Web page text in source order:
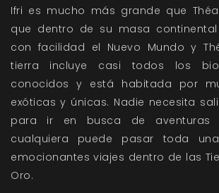
Ifri es mucho más grande que
que dentro de su masa
con facilidad el Nuevo Mundo y
tierra incluye casi todos los
conocidos y está habitada por
exóticas y únicas. Nadie necesita
para ir en busca de aventuras
cualquiera puede pasar toda
emocionantes viajes dentro de las
Oro.